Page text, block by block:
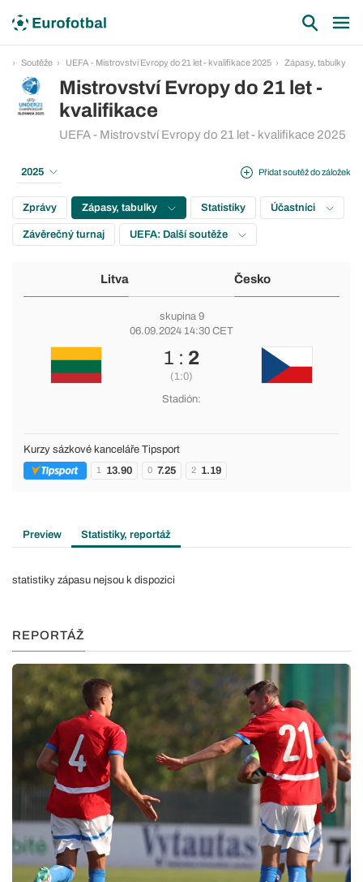
Soutěže UEFA - Mistrovství Evropy do 21 let - kvalifikace 2025 Zápasy, tabulky
Mistrovství Evropy do 21 let -
kvalifikace
UEFA - Mistrovství Evropy do 21 let - kvalifikace 2025
Přidat soutěž do záložek
2025
Zprávy Zápasy, tabulky Statistiky Účastníci
Závěrečný turnaj UEFA: Další soutěže
Litva Česko
skupina 9
06.09.2024 14:30 CET
1 : 2
(1:0)
Stadión:
Kurzy sázkové kanceláře Tipsport
1 13.90 0 7.25 2 1.19
Preview Statistiky, reportáž
statistiky zápasu nejsou k dispozici
REPORTÁŽ